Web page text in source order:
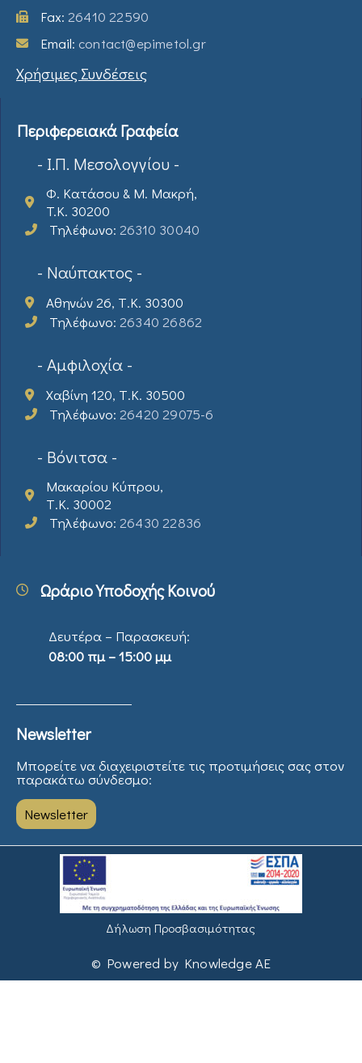
Fax: 26410 22590
Email: contact@epimetol.gr
Χρήσιμες Συνδέσεις
Περιφερειακά Γραφεία
- Ι.Π. Μεσολογγίου -
Φ. Κατάσου & Μ. Μακρή,
T.K. 30200
Τηλέφωνο: 26310 30040
- Ναύπακτος -
Αθηνών 26, Τ.Κ. 30300
Τηλέφωνο: 26340 26862
- Αμφιλοχία -
Χαβίνη 120, Τ.Κ. 30500
Τηλέφωνο: 26420 29075-6
- Βόνιτσα -
Μακαρίου Κύπρου,
Τ.Κ. 30002
Τηλέφωνο: 26430 22836
Ωράριο Υποδοχής Κοινού
Δευτέρα – Παρασκευή:
08:00 πμ – 15:00 μμ
Newsletter
Μπορείτε να διαχειριστείτε τις προτιμήσεις σας στον
παρακάτω σύνδεσμο:
Newsletter
Δήλωση Προσβασιμότητας
© Powered by Knowledge AE